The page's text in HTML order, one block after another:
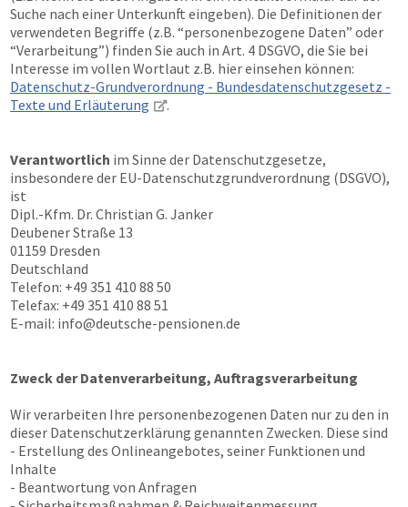
Suche nach einer Unterkunft eingeben). Die Definitionen der
verwendeten Begriffe (z.B. “personenbezogene Daten” oder
“Verarbeitung”) finden Sie auch in Art. 4 DSGVO, die Sie bei
Interesse im vollen Wortlaut z.B. hier einsehen können:
Datenschutz-Grundverordnung - Bundesdatenschutzgesetz -
Texte und Erläuterung
.
Verantwortlich im Sinne der Datenschutzgesetze,
insbesondere der EU-Datenschutzgrundverordnung (DSGVO),
ist
Dipl.-Kfm. Dr. Christian G. Janker
Deubener Straße 13
01159 Dresden
Deutschland
Telefon: +49 351 410 88 50
Telefax: +49 351 410 88 51
E-mail: info@deutsche-pensionen.de
Zweck der Datenverarbeitung, Auftragsverarbeitung
Wir verarbeiten Ihre personenbezogenen Daten nur zu den in
dieser Datenschutzerklärung genannten Zwecken. Diese sind
- Erstellung des Onlineangebotes, seiner Funktionen und
Inhalte
- Beantwortung von Anfragen